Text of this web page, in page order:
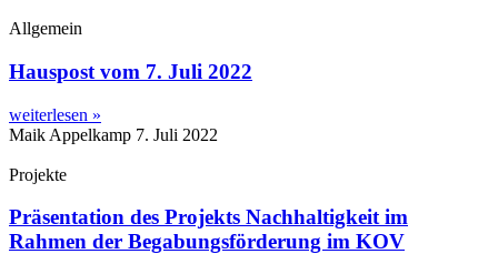
Allgemein
Hauspost vom 7. Juli 2022
weiterlesen »
Maik Appelkamp 7. Juli 2022
Projekte
Präsentation des Projekts Nachhaltigkeit im
Rahmen der Begabungsförderung im KOV